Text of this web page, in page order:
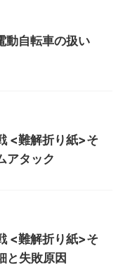
動自転車の扱い
<難解折り紙>そ
タック
<難解折り紙>そ
失敗原因